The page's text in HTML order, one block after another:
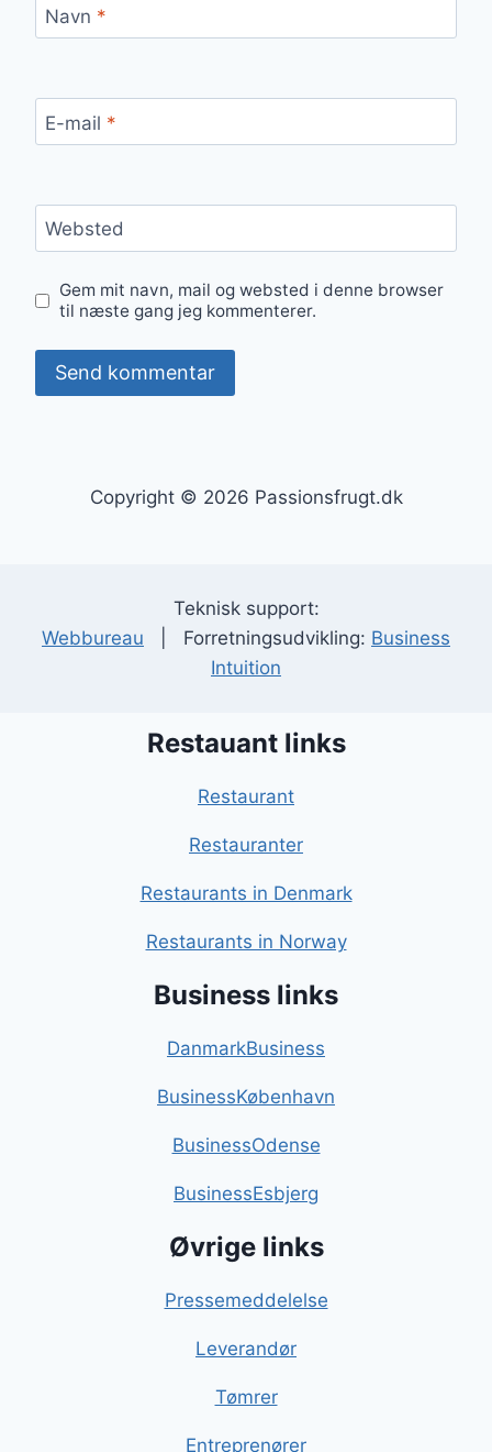
Navn *
E-mail *
Websted
Gem mit navn, mail og websted i denne browser
til næste gang jeg kommenterer.
Copyright © 2026 Passionsfrugt.dk
Teknisk support:
Webbureau | Forretningsudvikling: Business
Intuition
Restauant links
Restaurant
Restauranter
Restaurants in Denmark
Restaurants in Norway
Business links
DanmarkBusiness
BusinessKøbenhavn
BusinessOdense
BusinessEsbjerg
Øvrige links
Pressemeddelelse
Leverandør
Tømrer
Entreprenører